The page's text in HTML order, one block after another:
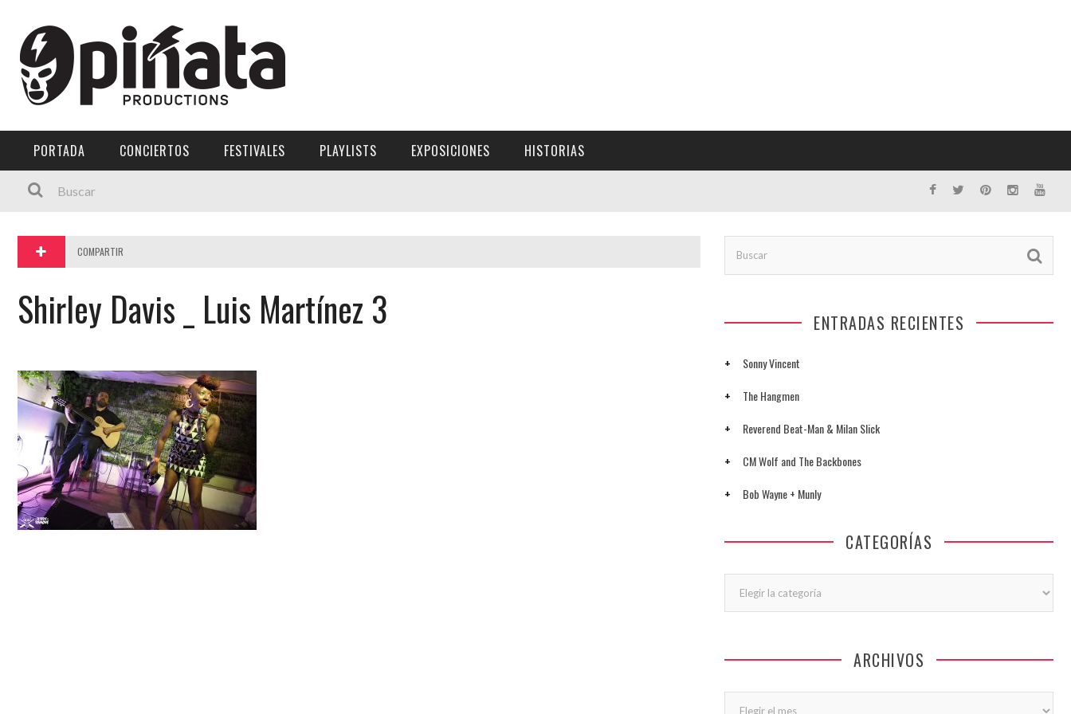
Menú Principal
PORTADA
FESTIVALES
EXPOSICIONES
HISTORIAS
PORTADA CONCIERTOS FESTIVALES PLAYLISTS EXPOSICIONES HISTORIAS
COMPARTIR
Shirley Davis _ Luis Martínez 3 ENTRADAS RECIENTES
Sonny Vincent
The Hangmen
Reverend Beat-Man & Milan Slick
CM Wolf and The Backbones
Bob Wayne + Munly
CATEGORÍAS
ARCHIVOS